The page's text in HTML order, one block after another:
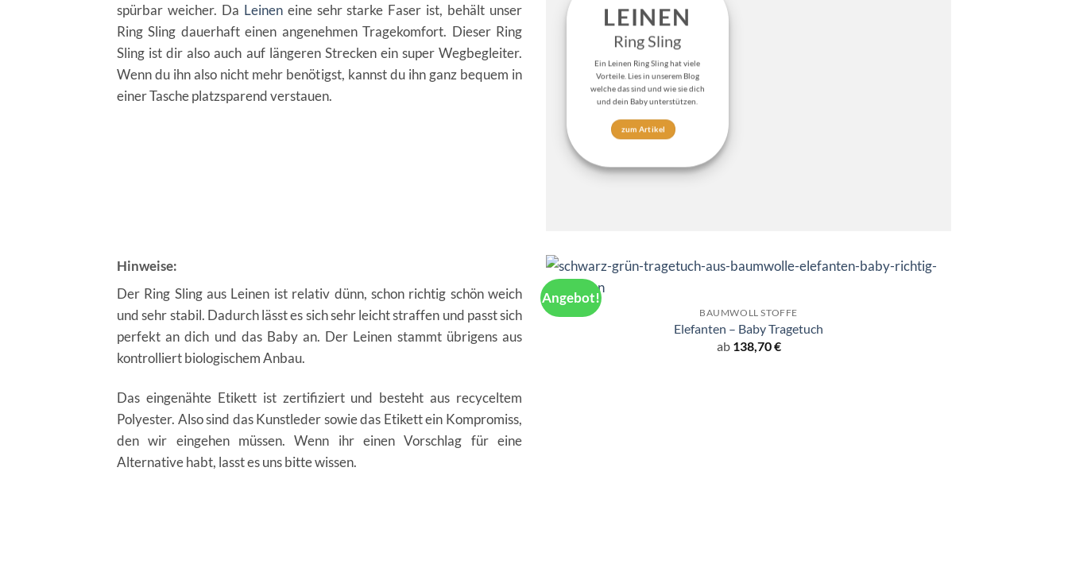
spürbar weicher. Da Leineneine sehr starke Faser ist, behält unser
Ring Sling dauerhaft einen angenehmen Tragekomfort. Dieser Ring
Sling ist dir also auch auf längeren Strecken ein super Wegbegleiter.
Wenn du ihn also nicht mehr benötigst, kannst du ihn ganz bequem in
einer Tasche platzsparend verstauen.
LEINEN
Ring Sling
Ein Leinen Ring Sling hat viele
Vorteile. Lies in unserem Blog
welche das sind und wie sie dich
und dein Baby unterstützen.
zum Artikel
Hinweise:
Der Ring Sling aus Leinen ist relativ dünn, schon richtig schön weich
und sehr stabil. Dadurch lässt es sich sehr leicht straffen und passt sich
perfekt an dich und das Baby an. Der Leinen stammt übrigens aus
kontrolliert biologischem Anbau.
Das eingenähte Etikett ist zertifiziert und besteht aus recyceltem
Polyester. Also sind das Kunstleder sowie das Etikett ein Kompromiss,
den wir eingehen müssen. Wenn ihr einen Vorschlag für eine
Alternative habt, lasst es uns bitte wissen.
Angebot!
BAUMWOLL STOFFE
Elefanten – Baby Tragetuch
ab 138,70€